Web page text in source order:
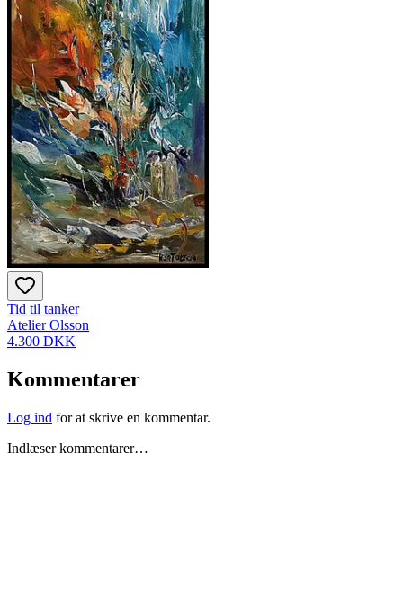
Tid til tanker
Atelier Olsson
4.300 DKK
Kommentarer
Log ind for at skrive en kommentar.
Indlæser kommentarer…